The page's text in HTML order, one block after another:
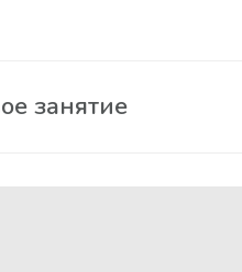
занятие